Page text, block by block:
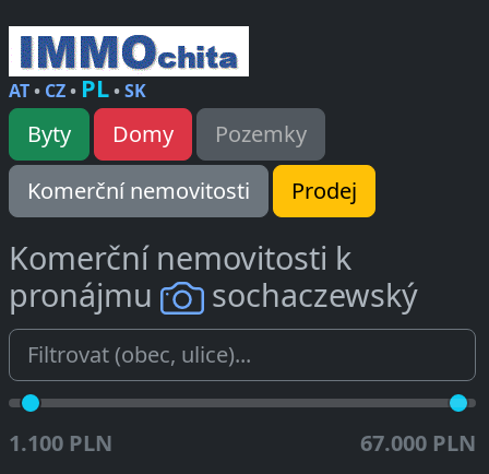
AT• CZ• PL•SK
Byty Domy
Pozemky
Komerční nemovitosti
Prodej
Komerční nemovitosti k
pronájmu
sochaczewský
1.100 PLN 67.000 PLN